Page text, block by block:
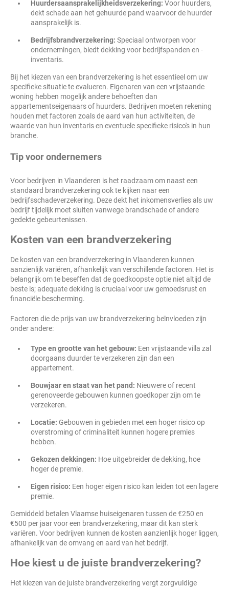
Huurdersaansprakelijkheidsverzekering: Voor huurders,
dekt schade aan het gehuurde pand waarvoor de huurder
aansprakelijk is.
Bedrijfsbrandverzekering: Speciaal ontworpen voor
ondernemingen, biedt dekking voor bedrijfspanden en -
inventaris.
Bij het kiezen van een brandverzekering is het essentieel om uw
specifieke situatie te evalueren. Eigenaren van een vrijstaande
woning hebben mogelijk andere behoeften dan
appartementseigenaars of huurders. Bedrijven moeten rekening
houden met factoren zoals de aard van hun activiteiten, de
waarde van hun inventaris en eventuele specifieke risico's in hun
branche.
Tip voor ondernemers
Voor bedrijven in Vlaanderen is het raadzaam om naast een
standaard brandverzekering ook te kijken naar een
bedrijfsschadeverzekering. Deze dekt het inkomensverlies als uw
bedrijf tijdelijk moet sluiten vanwege brandschade of andere
gedekte gebeurtenissen.
Kosten van een brandverzekering
De kosten van een brandverzekering in Vlaanderen kunnen
aanzienlijk variëren, afhankelijk van verschillende factoren. Het is
belangrijk om te beseffen dat de goedkoopste optie niet altijd de
beste is; adequate dekking is cruciaal voor uw gemoedsrust en
financiële bescherming.
Factoren die de prijs van uw brandverzekering beïnvloeden zijn
onder andere:
Type en grootte van het gebouw: Een vrijstaande villa zal
doorgaans duurder te verzekeren zijn dan een
appartement.
Bouwjaar en staat van het pand: Nieuwere of recent
gerenoveerde gebouwen kunnen goedkoper zijn om te
verzekeren.
Locatie: Gebouwen in gebieden met een hoger risico op
overstroming of criminaliteit kunnen hogere premies
hebben.
Gekozen dekkingen: Hoe uitgebreider de dekking, hoe
hoger de premie.
Eigen risico: Een hoger eigen risico kan leiden tot een lagere
premie.
Gemiddeld betalen Vlaamse huiseigenaren tussen de €250 en
€500 per jaar voor een brandverzekering, maar dit kan sterk
variëren. Voor bedrijven kunnen de kosten aanzienlijk hoger liggen,
afhankelijk van de omvang en aard van het bedrijf.
Hoe kiest u de juiste brandverzekering?
Het kiezen van de juiste brandverzekering vergt zorgvuldige